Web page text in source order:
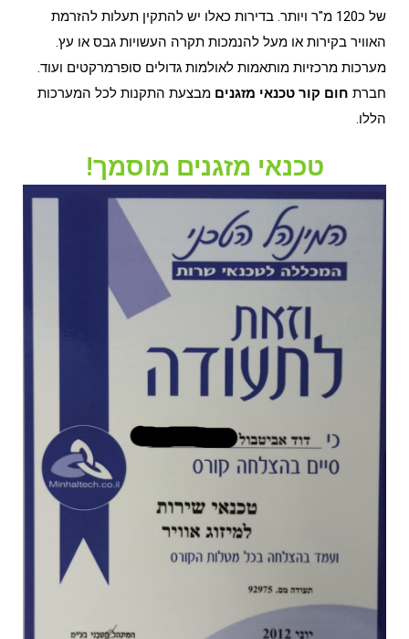
של כ120 מ"ר ויותר. בדירות כאלו יש להתקין תעלות להזרמת
האוויר בקירות או מעל להנמכות תקרה העשויות גבס או עץ.
מערכות מרכזיות מותאמות לאולמות גדולים סופרמרקטים ועוד.
חברת חום קור טכנאי מזגנים מבצעת התקנות לכל המערכות
הללו.
טכנאי מזגנים מוסמך!